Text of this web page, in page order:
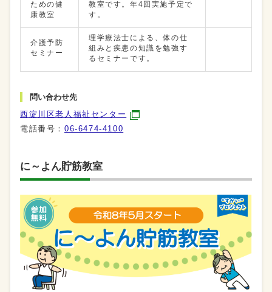
ための健
康教室
教室です。年4回実施予定で
す。
介護予防
セミナー
理学療法士による、体の仕
組みと疾患の知識を勉強す
るセミナーです。
問い合わせ先
西淀川区老人福祉センター
電話番号： 06-6474-4100
に～よん貯筋教室